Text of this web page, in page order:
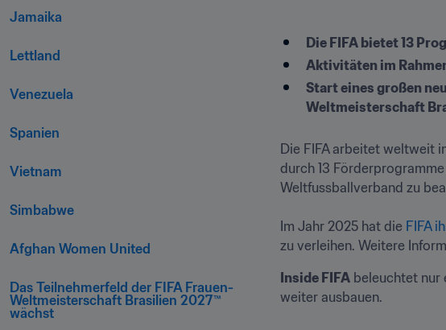
Jamaika
Lettland
Venezuela
Spanien
Vietnam
Simbabwe
Afghan Women United
Das Teilnehmerfeld der FIFA Frauen-
Weltmeisterschaft Brasilien 2027™
wächst
Die FIFA bietet 13
Aktivitäten im
Start eines großen
Weltmeisterschaft
Die FIFA arbeitet weltweit
durch 13
Weltfussballverband zu
Im Jahr 2025 hat die FIFA
zu verleihen. Weitere
Inside FIFA beleuchtet nur
weiter ausbauen.